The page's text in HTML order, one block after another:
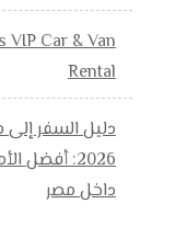
Car & Van
Rental
2026: أفضل
داخل مصر